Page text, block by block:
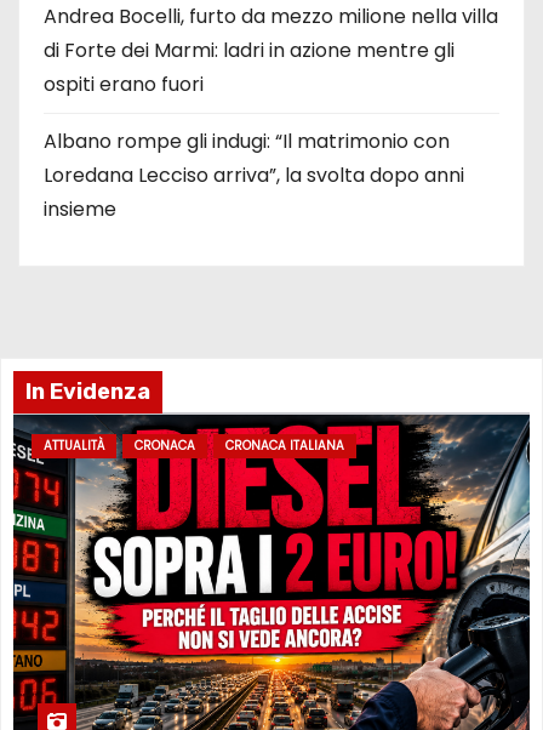
Andrea Bocelli, furto da mezzo milione nella villa
di Forte dei Marmi: ladri in azione mentre gli
ospiti erano fuori
Albano rompe gli indugi: “Il matrimonio con
Loredana Lecciso arriva”, la svolta dopo anni
insieme
In Evidenza
ATTUALITÀ CRONACA CRONACA ITALIANA